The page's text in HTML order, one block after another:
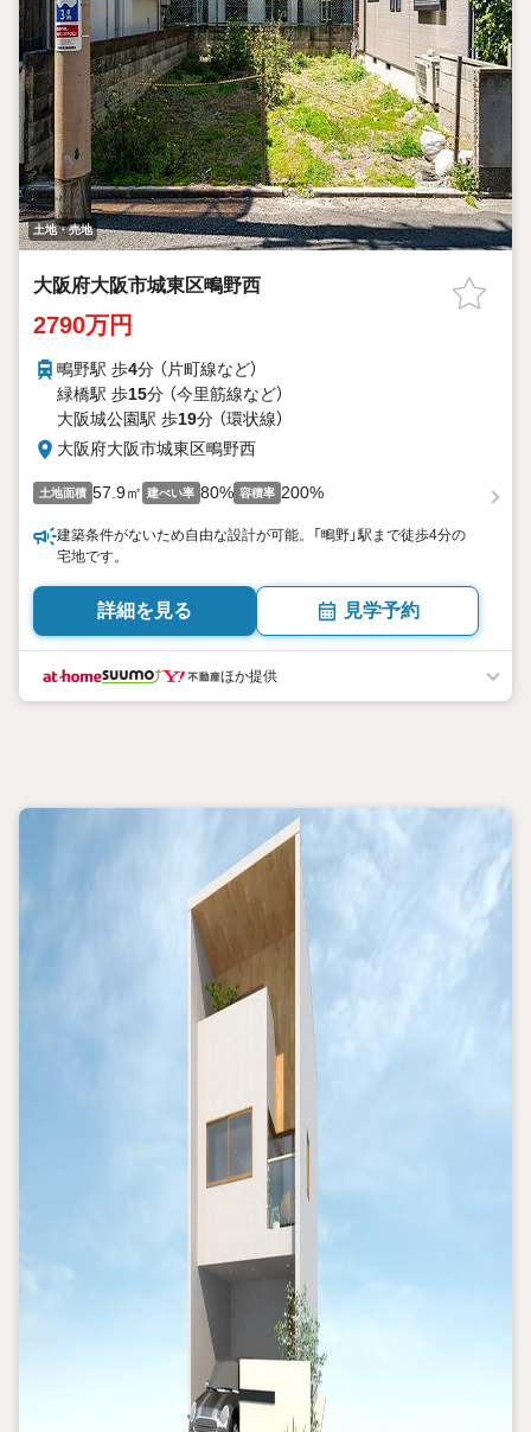
土地・売地
大阪府大阪市城東区鴫野西
2790万円
鴫野駅 歩4分 （片町線など）
緑橋駅 歩15分 （今里筋線など）
大阪城公園駅 歩19分 （環状線）
大阪府大阪市城東区鴫野西
土地面積 57.9㎡ 建ぺい率 80% 容積率 200%
建築条件がないため自由な設計が可能。「鴫野」駅まで徒歩4分の
宅地です。
詳細を見る 見学予約
ほか提供